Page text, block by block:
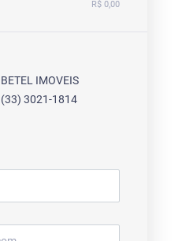
R$ 0,00
BETEL IMOVEIS
(33) 3021-1814